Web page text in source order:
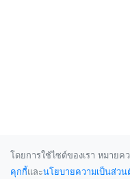
โดยการใช้ไซต์ของเรา หมาย
คุกกี้และนโยบายความเป็นส่วน